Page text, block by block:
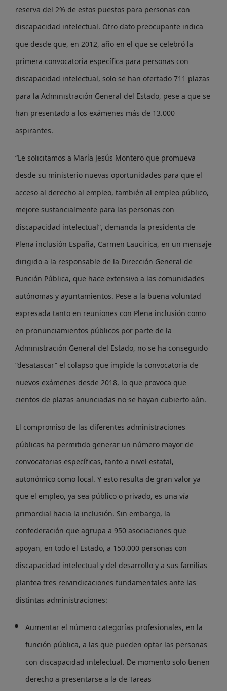
reserva del 2% de estos puestos para personas con
discapacidad intelectual. Otro dato preocupante indica
que desde que, en 2012, año en el que se celebró la
primera convocatoria específica para personas con
discapacidad intelectual, solo se han ofertado 711 plazas
para la Administración General del Estado, pese a que se
han presentado a los exámenes más de 13.000
aspirantes.
“Le solicitamos a María Jesús Montero que promueva
desde su ministerio nuevas oportunidades para que el
acceso al derecho al empleo, también al empleo público,
mejore sustancialmente para las personas con
discapacidad intelectual”, demanda la presidenta de
Plena inclusión España, Carmen Laucirica, en un mensaje
dirigido a la responsable de la Dirección General de
Función Pública, que hace extensivo a las comunidades
autónomas y ayuntamientos. Pese a la buena voluntad
expresada tanto en reuniones con Plena inclusión como
en pronunciamientos públicos por parte de la
Administración General del Estado, no se ha conseguido
“desatascar” el colapso que impide la convocatoria de
nuevos exámenes desde 2018, lo que provoca que
cientos de plazas anunciadas no se hayan cubierto aún.
El compromiso de las diferentes administraciones
públicas ha permitido generar un número mayor de
convocatorias específicas, tanto a nivel estatal,
autonómico como local. Y esto resulta de gran valor ya
que el empleo, ya sea público o privado, es una vía
primordial hacia la inclusión. Sin embargo, la
confederación que agrupa a 950 asociaciones que
apoyan, en todo el Estado, a 150.000 personas con
discapacidad intelectual y del desarrollo y a sus familias
plantea tres reivindicaciones fundamentales ante las
distintas administraciones:
Aumentar el número categorías profesionales, en la
función pública, a las que pueden optar las personas
con discapacidad intelectual. De momento solo tienen
derecho a presentarse a la de Tareas